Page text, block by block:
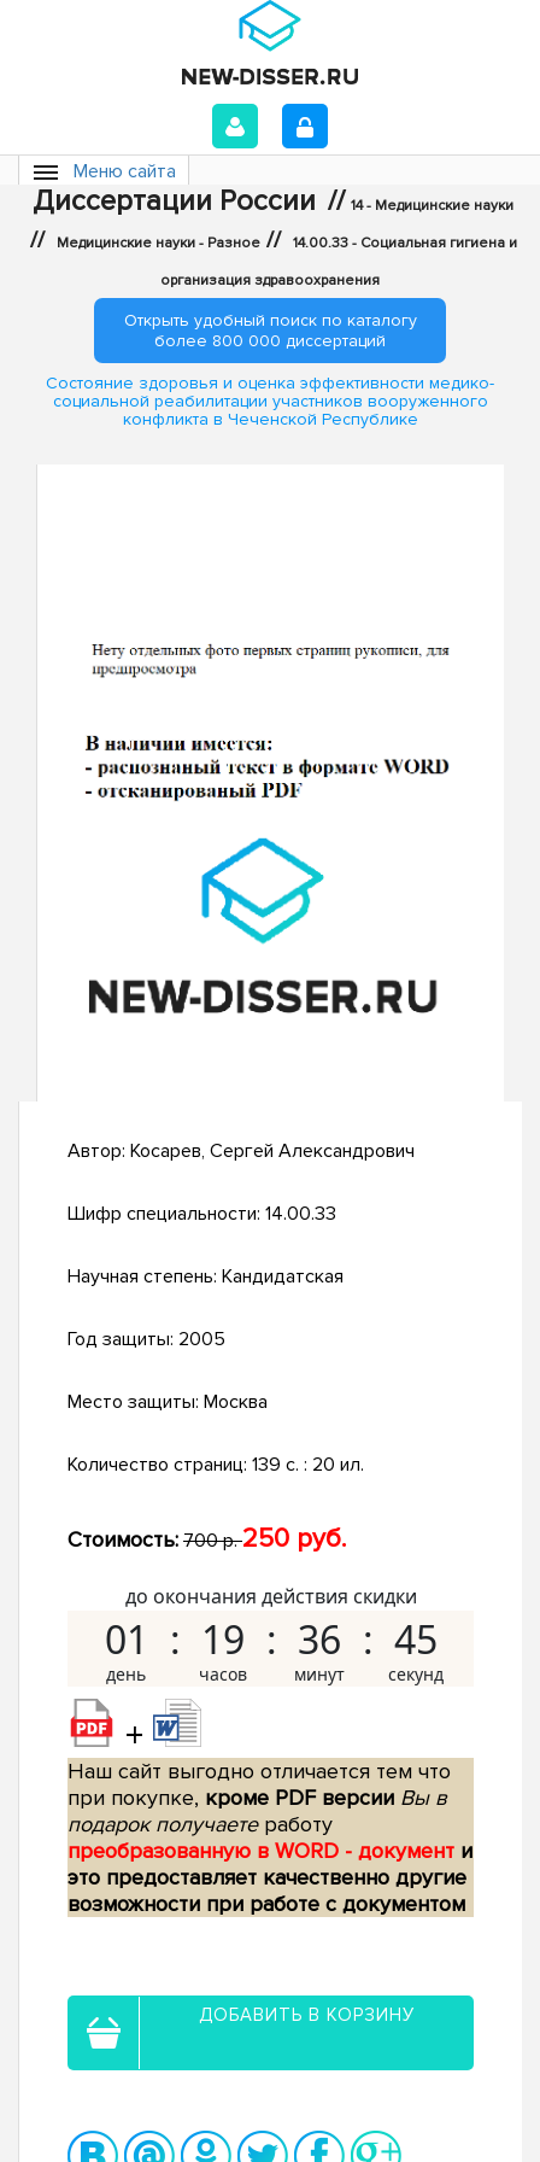
Меню сайта
Диссертации России // 14 - Медицинские науки
// Медицинские науки - Разное // 14.00.33 - Социальная гигиена и
организация здравоохранения
Открыть удобный поиск по каталогу
более 800 000 диссертаций
Состояние здоровья и оценка эффективности медико-
социальной реабилитации участников вооруженного
конфликта в Чеченской Республике
Автор: Косарев, Сергей Александрович
Шифр специальности: 14.00.33
Научная степень: Кандидатская
Год защиты: 2005
Место защиты: Москва
Количество страниц: 139 с. : 20 ил.
Стоимость: 700 р.250 руб.
до окончания действия скидки
01 19 36 44
+
Наш сайт выгодно отличается тем что
при покупке, кроме PDF версии Вы в
подарок получаетеработу
преобразованную в WORD - документ и
это предоставляет качественно другие
возможности при работе с документом
ДОБАВИТЬ В КОРЗИНУ